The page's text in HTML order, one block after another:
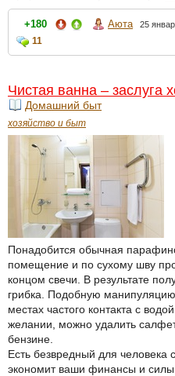
+180 Аюта 25
11
Чистая ванна – заслуга
Домашний быт
хозяйство и быт
Понадобится обычная
помещение и по сухому шву
концом свечи. В результате
грибка. Подобную
местах частого контакта с
желании, можно удалить
бензине.
Есть безвредный для
экономит ваши финансы и